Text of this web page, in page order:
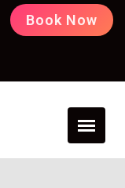
Book Now